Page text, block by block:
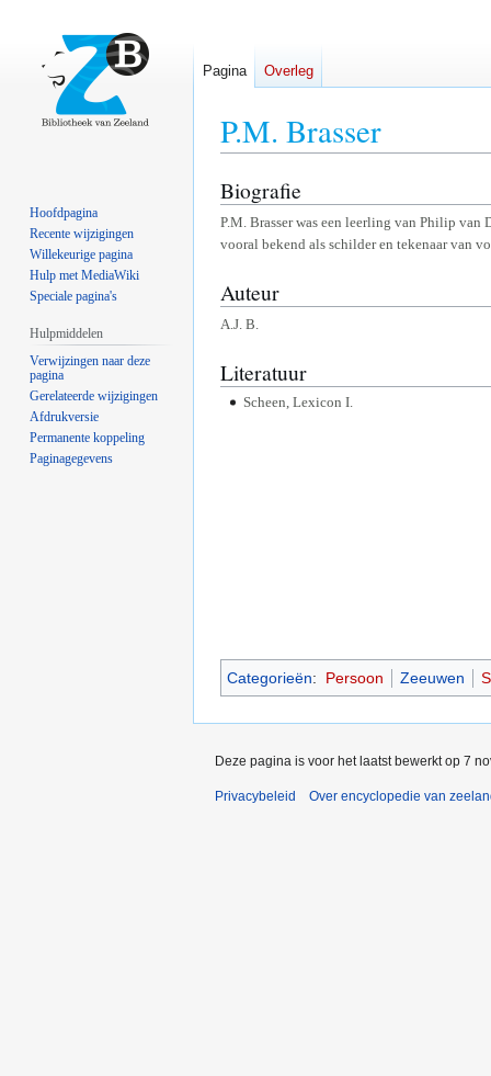
P.M. Brasser
Naar
navigatie
Naar
zoeken
Biografie
P.M. Brasser was een leerling van Philip
vooral bekend als schilder en tekenaar van
Auteur
A.J. B.
Literatuur
Scheen, Lexicon I.
Categorieën: Persoon Zeeuwen
Pagina Overleg
Hoofdpagina
Recente wijzigingen
Willekeurige pagina
Hulp met MediaWiki
Speciale pagina's
Hulpmiddelen
Verwijzingen naar deze
pagina
Gerelateerde wijzigingen
Afdrukversie
Permanente koppeling
Paginagegevens
Deze pagina is voor het laatst bewerkt op 7
Privacybeleid Over encyclopedie van